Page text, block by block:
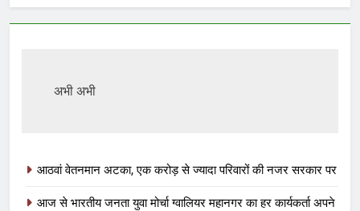
अभी अभी
आठवां वेतनमान अटका, एक करोड़ से ज्यादा परिवारों की नजर सरकार पर
आज से भारतीय जनता युवा मोर्चा ग्वालियर महानगर का हर कार्यकर्ता अपने